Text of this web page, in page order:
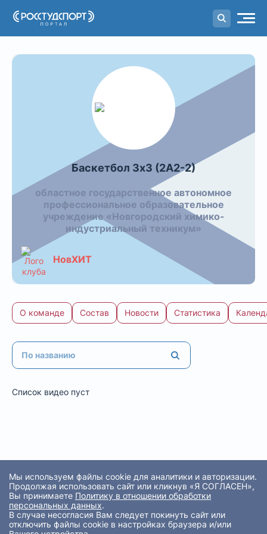
Порталстуденческого спорта
Баскетбол 3х3 (2А2-2)
областное государственное автономное
профессиональное образовательное
учреждение «Новгородский химико-
индустриальный техникум»
НовХИТ
О команде Состав Новости Статистика
Видео команды: Баскетбол
Список видео пуст
Мы используем файлы cookie для аналитики и авторизации.
Продолжая использовать сайт или кликнув «Я СОГЛАСЕН»,
Вы принимаете Политику в отношении обработки
персональных данных.
В случае несогласия Вам следует покинуть сайт или
отключить файлы cookie в настройках браузера и/или